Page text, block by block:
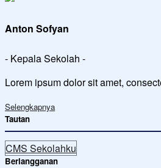
Anton Sofyan
- Kepala Sekolah -
Lorem ipsum dolor sit amet,
Selengkapnya
Tautan
CMS Sekolahku
Berlangganan